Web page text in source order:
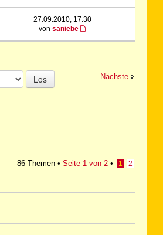
27.09.2010, 17:30
vonsaniebe
Nächste
Los
86 Themen • Seite 1von 2• 1 2